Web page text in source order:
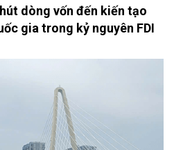
dòng vốn đến kiến tạo
gia trong kỷ nguyên FDI